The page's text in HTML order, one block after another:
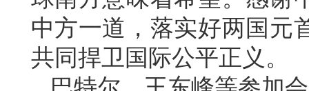
中方一道，落实好两国元
共同捍卫国际公平正义。